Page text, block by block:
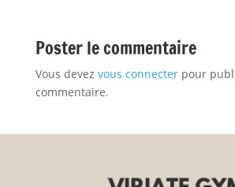
Poster le commentaire
Vous devez vous connecterpour
commentaire.